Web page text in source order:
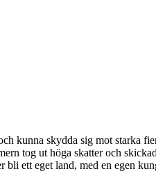
kunna skydda sig mot starka
tog ut höga skatter och
bli ett eget land, med en egen